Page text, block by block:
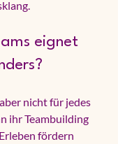
eignet
nicht für jedes
ihr Teambuilding
fördern